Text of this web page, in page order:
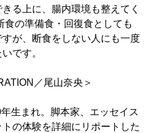
る上に、腸内環境も整えてく
食の準備食・回復食としても
が、断食をしない人にも一度
です。
／尾山奈央＞
生まれ。脚本家、エッセイス
トの体験を詳細にリポートした